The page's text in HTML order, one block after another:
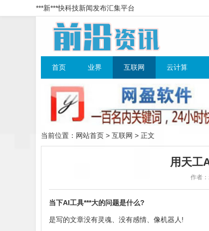
***新***快科技新闻发布汇集平台
首页 业界 互联网 云计算
当前位置： 网站首页 > 互联网 > 正文
用天工
作者
当下AI工具***大的问题是什么?
是写的文章没有灵魂、没有感情、像机器人!